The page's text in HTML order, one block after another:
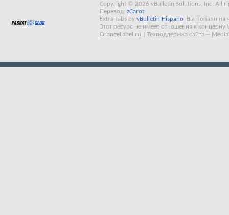
Copyright © 2026 vBulletin Solutions, Inc. All
Перевод: zCarot
Extra Tabs by vBulletin Hispano
Вы попали на
Этот ресурс не имеет отношения к концерну
OrangeLabel.ru
Техподдержка сайта --